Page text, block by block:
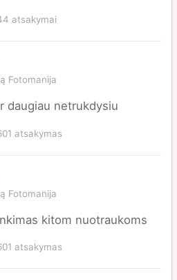
atsakymai
Fotomanija
daugiau netrukdysiu
atsakymas
Fotomanija
kitom nuotraukoms
atsakymas